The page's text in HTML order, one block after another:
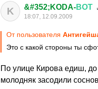
K &#352;KODA-ВОТ
18:07, 12.09.2009
От пользователя
Это с какой стороны ты
По улице Кирова едиш, до
молодняк засодили